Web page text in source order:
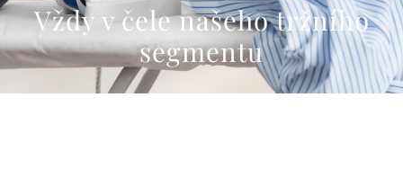
Vždy v čele našeho tržního
segmentu